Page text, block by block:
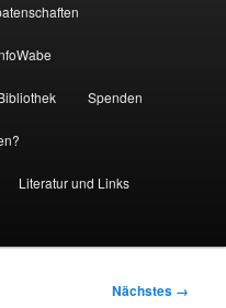
Spenden
Literatur und Links
Nächstes →